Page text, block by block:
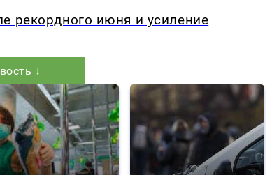
рекордного июня и усиление
↓